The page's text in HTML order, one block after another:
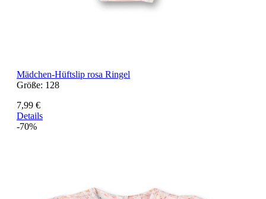
Mädchen-Hüftslip rosa Ringel
Größe: 128
7,99 €
Details
-70%